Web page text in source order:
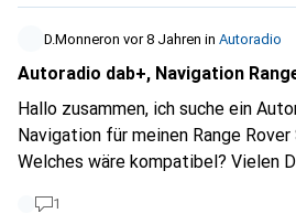
Bei den Blaupunkt und LG Radios
einem Start die Quelle jedesmal
Bluetooth geschaltet werden.
D.Monneron vor 8 Jahren in Autoradio
Autoradio dab+, Navigation
Hallo zusammen, ich suche ein
Navigation für meinen Range Rover
Welches wäre kompatibel? Vielen
1